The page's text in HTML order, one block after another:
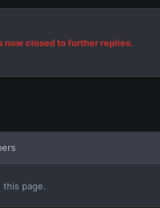
now closed to further replies.
page.